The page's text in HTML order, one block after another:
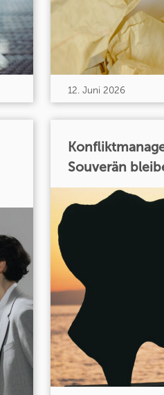
12. Juni 2026
Souverän